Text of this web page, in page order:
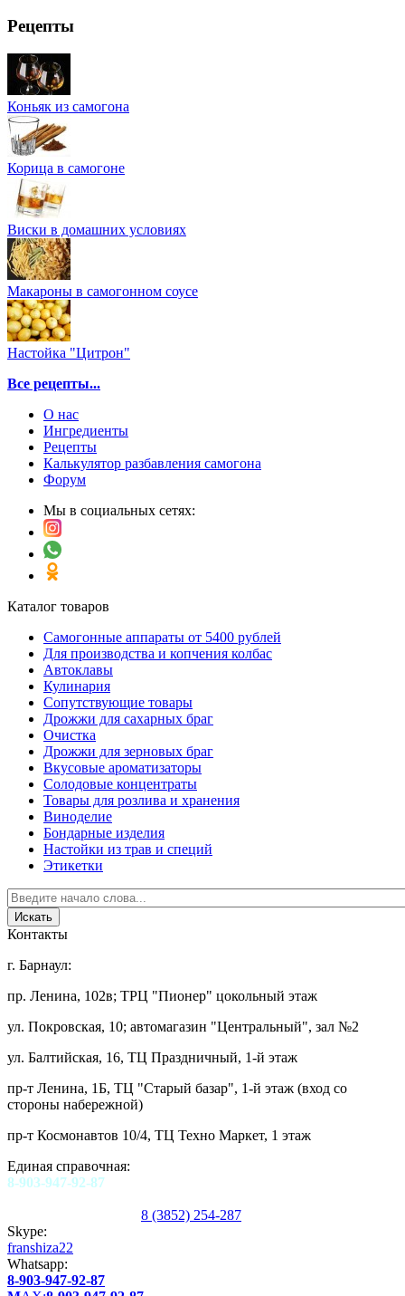
Рецепты
Коньяк из самогона
Корица в самогоне
Виски в домашних условиях
Макароны в самогонном соусе
Настойка "Цитрон"
Все рецепты...
О нас
Ингредиенты
Рецепты
Калькулятор разбавления самогона
Форум
Мы в социальных сетях:
Каталог товаров
Самогонные аппараты от 5400 рублей
Для производства и копчения колбас
Автоклавы
Кулинария
Сопутствующие товары
Дрожжи для сахарных браг
Очистка
Дрожжи для зерновых браг
Вкусовые ароматизаторы
Солодовые концентраты
Товары для розлива и хранения
Виноделие
Бондарные изделия
Настойки из трав и специй
Этикетки
Контакты
г. Барнаул:
пр. Ленина, 102в; ТРЦ "Пионер" цокольный этаж
ул. Покровская, 10; автомагазин "Центральный", зал №2
ул. Балтийская, 16, ТЦ Праздничный, 1-й этаж
пр-т Ленина, 1Б, ТЦ "Старый базар", 1-й этаж (вход со
стороны набережной)
пр-т Космонавтов 10/4, ТЦ Техно Маркет, 1 этаж
Единая справочная:
8-903-947-92-87
8 (3852) 254-287
Skype:
franshiza22
Whatsapp:
8-903-947-92-87